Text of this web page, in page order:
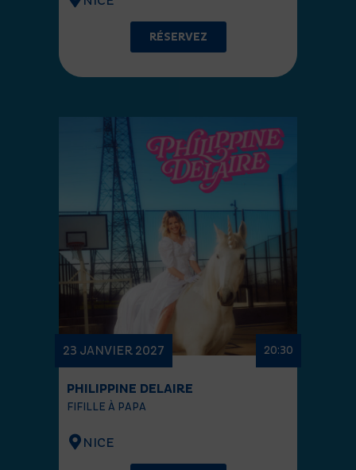
RÉSERVEZ
23 JANVIER 2027 20:30
PHILIPPINE DELAIRE
FIFILLE À PAPA
NICE